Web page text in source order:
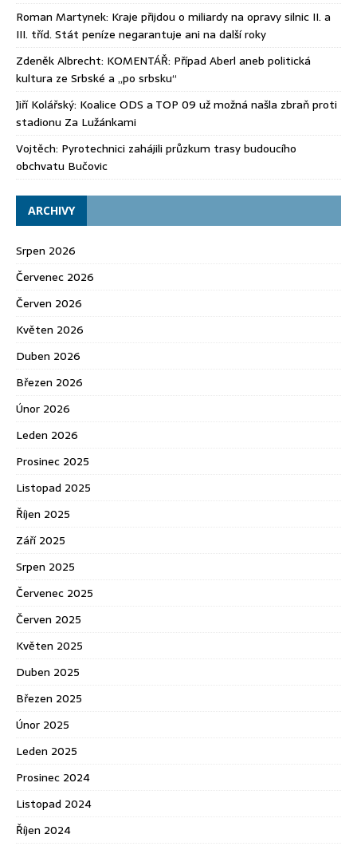
Roman Martynek: Kraje přijdou o miliardy na opravy silnic II. a
III. tříd. Stát peníze negarantuje ani na další roky
Zdeněk Albrecht: KOMENTÁŘ: Případ Aberl aneb politická
kultura ze Srbské a „po srbsku“
Jiří Kolářský: Koalice ODS a TOP 09 už možná našla zbraň proti
stadionu Za Lužánkami
Vojtěch: Pyrotechnici zahájili průzkum trasy budoucího
obchvatu Bučovic
ARCHIVY
Srpen 2026
Červenec 2026
Červen 2026
Květen 2026
Duben 2026
Březen 2026
Únor 2026
Leden 2026
Prosinec 2025
Listopad 2025
Říjen 2025
Září 2025
Srpen 2025
Červenec 2025
Červen 2025
Květen 2025
Duben 2025
Březen 2025
Únor 2025
Leden 2025
Prosinec 2024
Listopad 2024
Říjen 2024